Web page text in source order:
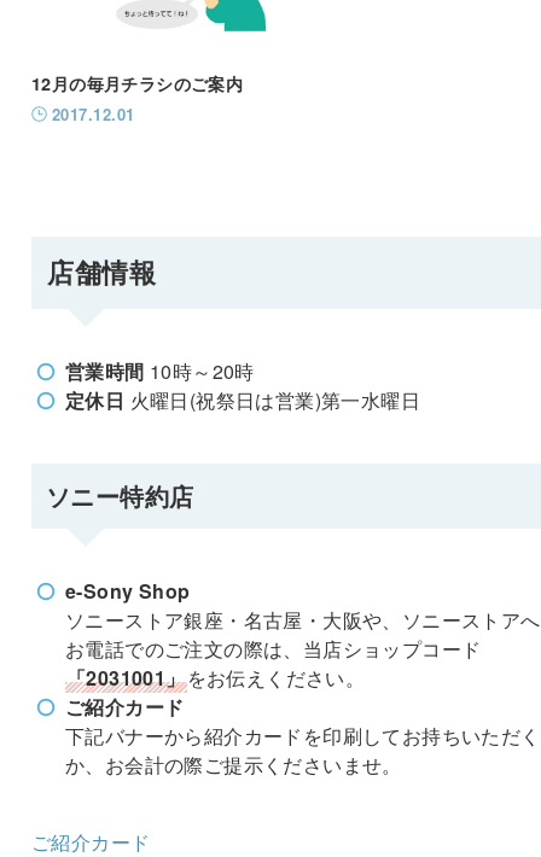
12月の毎月チラシのご案内
2017.12.01
店舗情報
営業時間 10時～20時
定休日 火曜日(祝祭日は営業)第一水曜日
ソニー特約店
e-Sony Shop
ソニーストア銀座・名古屋・大阪や、ソニーストア
お電話でのご注文の際は、当店ショップコード
「2031001」をお伝えください。
ご紹介カード
下記バナーから紹介カードを印刷してお持ちいただく
か、お会計の際ご提示くださいませ。
ご紹介カード